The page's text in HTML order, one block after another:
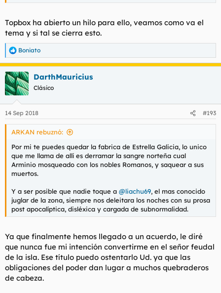
Topbox ha abierto un hilo para ello, veamos como va el
tema y si tal se cierra esto.
R
e
a
c
c
i
e
s
Boniato
DarthMauricius
Clásico
14 Sep 2018 #193
ARKAN rebuznó:
Por mi te puedes quedar la fabrica de Estrella Galicia, lo unico
que me llama de allí es derramar la sangre norteña cual
Arminio mosqueado con los nobles Romanos, y saquear a sus
muertos.
Y a ser posible que nadie toque a @liachu69, el mas conocido
juglar de la zona, siempre nos deleitara los noches con su prosa
post apocalíptica, disléxica y cargada de subnormalidad.
Ya que finalmente hemos llegado a un acuerdo, le diré
que nunca fue mi intención convertirme en el señor feudal
de la isla. Ese título puedo ostentarlo Ud. ya que las
obligaciones del poder dan lugar a muchos quebraderos
de cabeza.